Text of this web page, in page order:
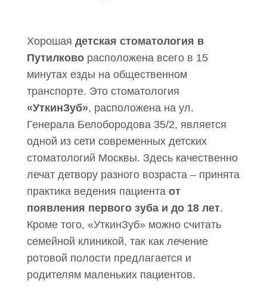
Хорошая детская стоматология в
Путилковорасположена всего в 15
минутах езды на общественном
транспорте. Это стоматология
«УткинЗуб», расположена на ул.
Генерала Белобородова 35/2, является
одной из сети современных детских
стоматологий Москвы. Здесь качественно
лечат детвору разного возраста – принята
практика ведения пациента от
появления первого зуба и до 18 лет.
Кроме того, «УткинЗуб» можно считать
семейной клиникой, так как лечение
ротовой полости предлагается и
родителям маленьких пациентов.